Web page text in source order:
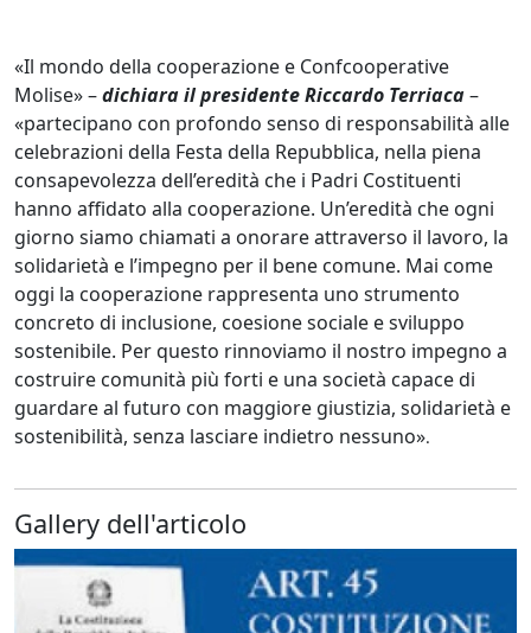
«Il mondo della cooperazione e Confcooperative
Molise» –dichiara il presidente Riccardo Terriaca–
«partecipano con profondo senso di responsabilità alle
celebrazioni della Festa della Repubblica, nella piena
consapevolezza dell’eredità che i Padri Costituenti
hanno affidato alla cooperazione. Un’eredità che ogni
giorno siamo chiamati a onorare attraverso il lavoro, la
solidarietà e l’impegno per il bene comune. Mai come
oggi la cooperazione rappresenta uno strumento
concreto di inclusione, coesione sociale e sviluppo
sostenibile. Per questo rinnoviamo il nostro impegno a
costruire comunità più forti e una società capace di
guardare al futuro con maggiore giustizia, solidarietà e
sostenibilità, senza lasciare indietro nessuno».
Gallery dell'articolo